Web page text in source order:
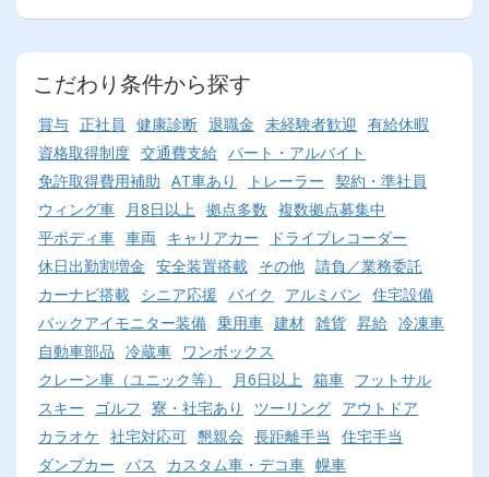
こだわり条件から探す
賞与 正社員 健康診断 退職金 未経験者歓迎 有給休暇
資格取得制度 交通費支給 パート・アルバイト
免許取得費用補助 AT車あり トレーラー 契約・準社員
ウィング車
月8日以上 拠点多数 複数拠点募集中
平ボディ車 車両 キャリアカー
ドライブレコーダー
休日出勤割増金 安全装置搭載 その他 請負／業務委託
カーナビ搭載 シニア応援 バイク アルミバン 住宅設備
バックアイモニター装備 乗用車 建材 雑貨 昇給 冷凍車
自動車部品 冷蔵車
ワンボックス
クレーン車（ユニック等）
月6日以上 箱車 フットサル
スキー
ゴルフ 寮・社宅あり ツーリング アウトドア
カラオケ 社宅対応可 懇親会 長距離手当
住宅手当
ダンプカー バス カスタム車・デコ車 幌車